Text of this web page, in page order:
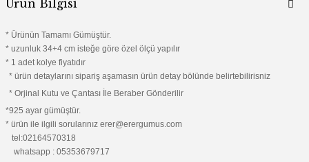
Ürün Bilgisi
* Ürünün Tamamı Gümüştür.
* uzunluk 34+4 cm isteğe göre özel ölçü yapılır
* 1 adet kolye fiyatıdır
* ürün detaylarını sipariş aşamasın ürün detay bölünde belirtebilirisniz
* Orjinal Kutu ve Çantası İle Beraber Gönderilir
*925 ayar gümüştür.
* ürün ile ilgili sorularınız erer@erergumus.com
tel:02164570318
whatsapp : 05353679717